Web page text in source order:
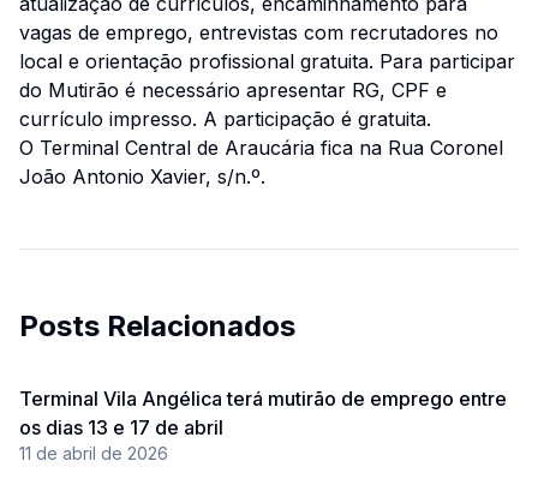
vagas de emprego, entrevistas com recrutadores no
local e orientação profissional gratuita. Para participar
do Mutirão é necessário apresentar RG, CPF e
currículo impresso. A participação é gratuita.
O Terminal Central de Araucária fica na Rua Coronel
João Antonio Xavier, s/n.º.
Posts Relacionados
Terminal Vila Angélica terá mutirão de emprego entre
os dias 13 e 17 de abril
11 de abril de 2026